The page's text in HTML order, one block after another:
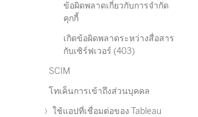
ข้อผิดพลาดเกี่ยวกับการจำกัด
คุกกี้
เกิดข้อผิดพลาดระหว่างสื่อสาร
กับเซิร์ฟเวอร์ (403)
SCIM
โทเค็นการเข้าถึงส่วนบุคคล
ใช้แอปที่เชื่อมต่อของ Tableau